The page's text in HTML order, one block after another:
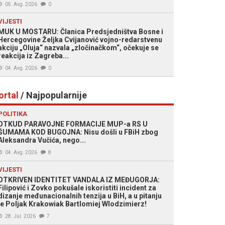
05. Avg. 2026 0
U MOSTARU: Članica Predsjedništva Bosne i
Željka Cvijanović vojno-redarstvenu
„Oluja“ nazvala „zločinačkom“, očekuje se
iz Zagreba...
04. Avg. 2026 0
/ Najpopularnije
PARAVOJNE FORMACIJE MUP-a RS U
KOD BUGOJNA: Nisu došli u FBiH zbog
Vučića, nego...
04. Avg. 2026 8
IDENTITET VANDALA IZ MEĐUGORJA:
i Zovko pokušale iskoristiti incident za
međunacionalnih tenzija u BiH, a u pitanju
Poljak Krakowiak Bartlomiej Wlodzimierz!
28. Jul. 2026 7